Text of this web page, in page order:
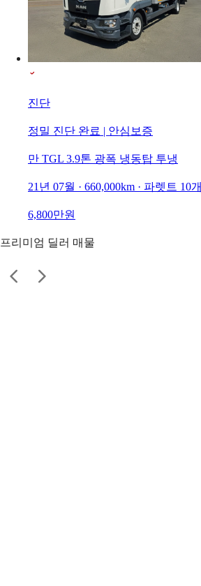
진단
정밀 진단 완료 | 안심보증
만 TGL 3.9톤 광폭 냉동탑 투냉
21년 07월 · 660,000km · 파렛트 10개
6,800만원
프리미엄 딜러 매물